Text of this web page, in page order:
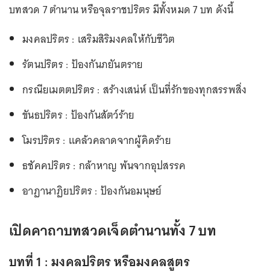
บทสวด 7 ตำนาน หรือจุลราชปริตร มีทั้งหมด 7 บท ดังนี้
มงคลปริตร : เสริมสิริมงคลให้กับชีวิต
รัตนปริตร : ป้องกันภยันตราย
กรณียเมตตปริตร : สร้างเสน่ห์ เป็นที่รักของทุกสรรพสิ่ง
ขันธปริตร : ป้องกันสัตว์ร้าย
โมรปริตร : แคล้วคลาดจากผู้คิดร้าย
ธชัคคปริตร : กล้าหาญ พ้นจากอุปสรรค
อาฏานาฏิยปริตร : ป้องกันอมนุษย์
เปิดคาถาบทสวดเจ็ดตํานานทั้ง 7 บท
บทที่ 1 : มงคลปริตร หรือมงคลสูตร